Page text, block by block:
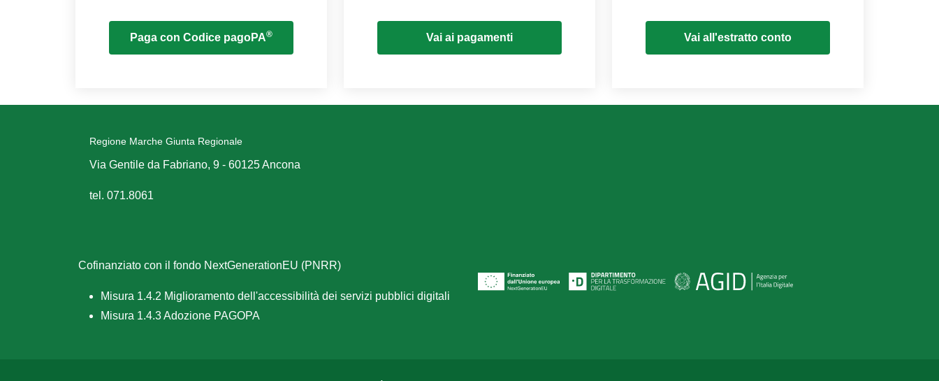
Paga con Codice pagoPA® Vai ai pagamenti Vai all'estratto conto
Regione Marche Giunta Regionale
Via Gentile da Fabriano, 9 - 60125 Ancona
tel. 071.8061
Cofinanziato con il fondo NextGenerationEU (PNRR)
Misura 1.4.2 Miglioramento dell'accessibilità dei servizi pubblici digitali
Misura 1.4.3 Adozione PAGOPA